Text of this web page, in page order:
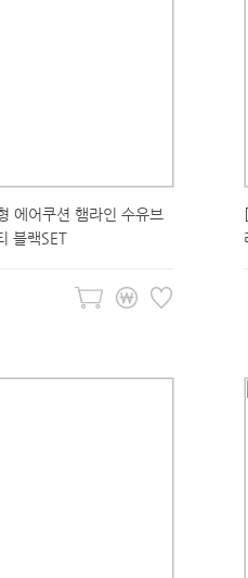
에어쿠션 햄라인 수유브
블랙SET